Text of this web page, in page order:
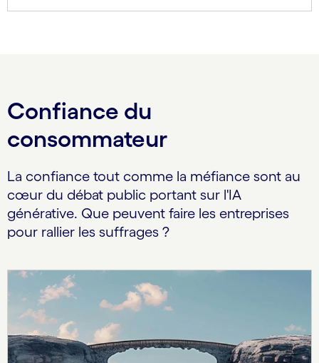
Confiance du
consommateur
La confiance tout comme la méfiance sont au
cœur du débat public portant sur l'IA
générative. Que peuvent faire les entreprises
pour rallier les suffrages ?